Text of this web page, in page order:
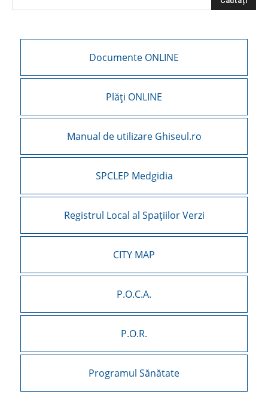
Documente ONLINE
Plăți ONLINE
Manual de utilizare Ghiseul.ro
SPCLEP Medgidia
Registrul Local al Spațiilor Verzi
CITY MAP
P.O.C.A.
P.O.R.
Programul Sănătate